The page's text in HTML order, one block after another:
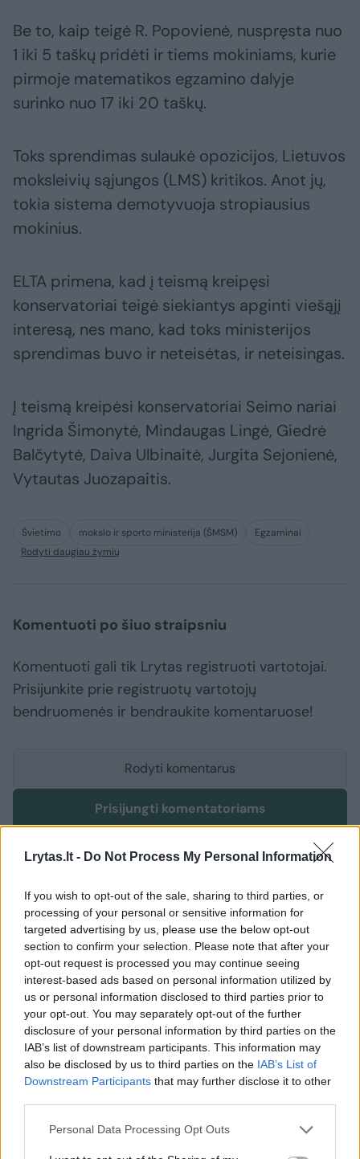
Lrytas.lt - Do Not Process My Personal Information
If you wish to opt-out of the sale, sharing to third parties, or
processing of your personal or sensitive information for
targeted advertising by us, please use the below opt-out
section to confirm your selection. Please note that after your
opt-out request is processed you may continue seeing
interest-based ads based on personal information utilized by
us or personal information disclosed to third parties prior to
your opt-out. You may separately opt-out of the further
disclosure of your personal information by third parties on the
IAB’s list of downstream participants. This information may
also be disclosed by us to third parties on the IAB’s List of
Downstream Participants that may further disclose it to other
Personal Data Processing Opt Outs
Be to, kaip teigė R. Popovienė, nuspręsta nuo
1 iki 5 taškų pridėti ir tiems mokiniams, kurie
pirmoje matematikos egzamino dalyje
surinko nuo 17 iki 20 taškų.
Toks sprendimas sulaukė opozicijos, Lietuvos
moksleivių sąjungos (LMS) kritikos. Anot jų,
tokia sistema demotyvuoja stropiausius
mokinius.
ELTA primena, kad į teismą kreipęsi
konservatoriai teigė siekiantys apginti viešąjį
interesą, nes mano, kad toks ministerijos
sprendimas buvo ir neteisėtas, ir neteisingas.
Į teismą kreipėsi konservatoriai Seimo nariai
Ingrida Šimonytė, Mindaugas Lingė, Giedrė
Balčytytė, Daiva Ulbinaitė, Jurgita Sejonienė,
Vytautas Juozapaitis.
Švietimo mokslo ir sporto ministerija (ŠMSM)
Egzaminai
Rodyti daugiau žymių
Komentuoti po šiuo straipsniu
Komentuoti gali tik Lrytas registruoti vartotojai.
Prisijunkite prie registruotų vartotojų
bendruomenės ir bendraukite komentaruose!
Rodyti komentarus
Prisijungti komentatoriams
Sudie, Kazimira: Lietuvos „gintarinė
ledi“ atgulė amžinojo poilsio
(16)